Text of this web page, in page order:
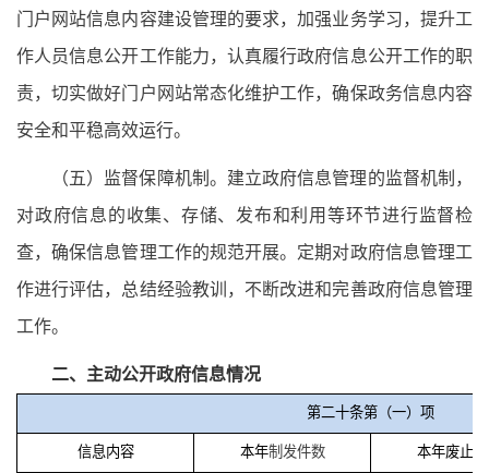
门户网站信息内容建设管理的要求，加强业务学习，提升工
作人员信息公开工作能力，认真履行政府信息公开工作的职
责，切实做好门户网站常态化维护工作，确保政务信息内容
安全和平稳高效运行。
（五）监督保障机制。 建立政府信息管理的监督机制，
对政府信息的收集、存储、发布和利用等环节进行监督检
查，确保信息管理工作的规范开展。定期对政府信息管理工
作进行评估，总结经验教训，不断改进和完善政府信息管理
工作。
二、主动公开政府信息情况
第二十条第（一）项
信息内容 本年制发件数 本年废止